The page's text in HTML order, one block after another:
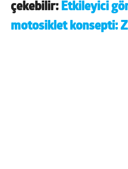
çekebilir: Etkileyici
motosiklet konsepti: